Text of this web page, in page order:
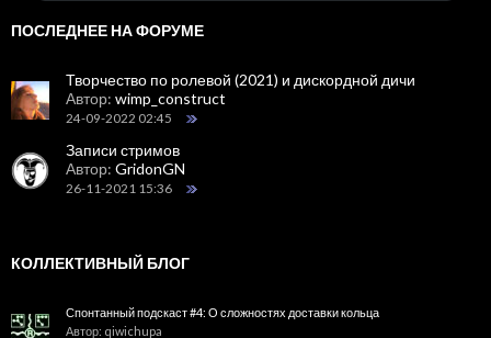
ПОСЛЕДНЕЕ НА ФОРУМЕ
Творчество по ролевой (2021) и дискордной дичи
Автор: wimp_construct
24-09-2022 02:45
Записи стримов
Автор: GridonGN
26-11-2021 15:36
КОЛЛЕКТИВНЫЙ БЛОГ
Спонтанный подскаст #4: О сложностях доставки кольца
Автор: qiwichupa